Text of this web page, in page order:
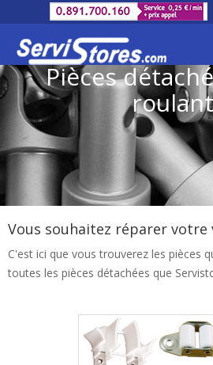
Pièces
roulant
Vous souhaitez réparer
C'est ici que vous trouverez les pièces
toutes les pièces détachées que